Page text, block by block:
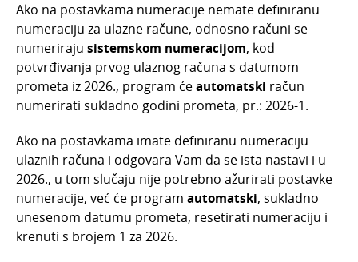
Ako na postavkama numeracije nemate definiranu
numeraciju za ulazne račune, odnosno računi se
numeriraju sistemskom numeracijom, kod
potvrđivanja prvog ulaznog računa s datumom
prometa iz 2026., program ćeautomatski račun
numerirati sukladno godini prometa, pr.: 2026-1.
Ako na postavkama imate definiranu numeraciju
ulaznih računa i odgovara Vam da se ista nastavi i u
2026., u tom slučaju nije potrebno ažurirati postavke
numeracije, već će program automatski, sukladno
unesenom datumu prometa, resetirati numeraciju i
krenuti s brojem 1 za 2026.